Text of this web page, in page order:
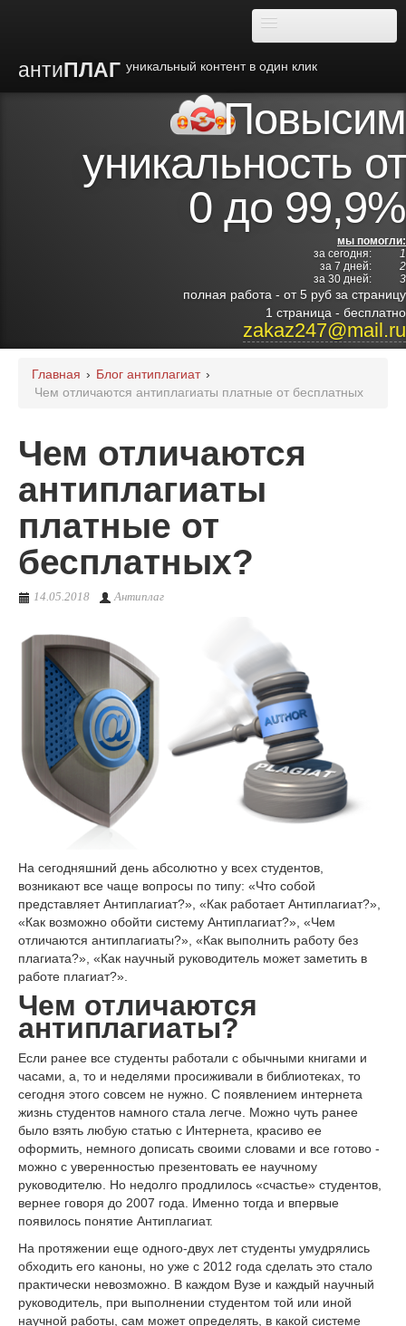
антиПЛАГ уникальный контент в один клик
Преимущества
Институты
Партнерам
О сервисе
Повысим
уникальность от
0 до 99,9%
мы помогли:
за сегодня:
1
за 7 дней:
2
за 30 дней:
3
полная работа - от 5 руб за страницу
1 страница - бесплатно
zakaz247@mail.ru
Главная › Блог антиплагиат ›
Чем отличаются антиплагиаты платные от бесплатных
Чем отличаются
антиплагиаты
платные от
бесплатных?
14.05.2018 Антиплаг
На сегодняшний день абсолютно у всех студентов,
возникают все чаще вопросы по типу: «Что собой
представляет Антиплагиат?», «Как работает Антиплагиат?»,
«Как возможно обойти систему Антиплагиат?», «Чем
отличаются антиплагиаты?», «Как выполнить работу без
плагиата?», «Как научный руководитель может заметить в
работе плагиат?».
Чем отличаются
антиплагиаты?
Если ранее все студенты работали с обычными книгами и
часами, а, то и неделями просиживали в библиотеках, то
сегодня этого совсем не нужно. С появлением интернета
жизнь студентов намного стала легче. Можно чуть ранее
было взять любую статью с Интернета, красиво ее
оформить, немного дописать своими словами и все готово -
можно с уверенностью презентовать ее научному
руководителю. Но недолго продлилось «счастье» студентов,
вернее говоря до 2007 года. Именно тогда и впервые
появилось понятие Антиплагиат.
На протяжении еще одного-двух лет студенты умудрялись
обходить его каноны, но уже с 2012 года сделать это стало
практически невозможно. В каждом Вузе и каждый научный
руководитель, при выполнении студентом той или иной
научной работы, сам может определять, в какой системе